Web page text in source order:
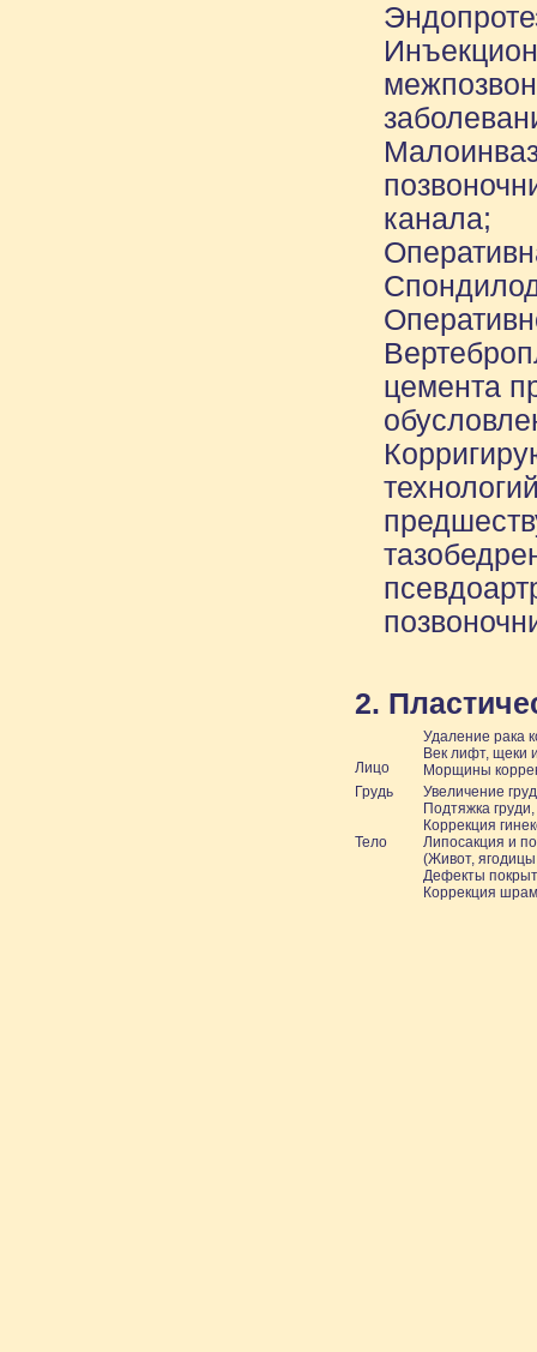
канала;
цемента
2.
Лицо
Удаление рака
Век лифт, щеки
Морщины
Грудь
Увеличение
Подтяжка
Коррекция
Тело
Липосакция и
(Живот,
Дефекты
Коррекция